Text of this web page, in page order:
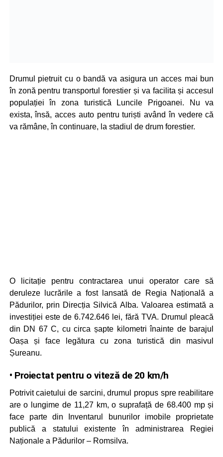
Drumul pietruit cu o bandă va asigura un acces mai bun
în zonă pentru transportul forestier și va facilita și accesul
populației în zona turistică Luncile Prigoanei. Nu va
exista, însă, acces auto pentru turiști având în vedere că
va rămâne, în continuare, la stadiul de drum forestier.
O licitație pentru contractarea unui operator care să
deruleze lucrările a fost lansată de Regia Națională a
Pădurilor, prin Direcția Silvică Alba. Valoarea estimată a
investiției este de 6.742.646 lei, fără TVA. Drumul pleacă
din DN 67 C, cu circa șapte kilometri înainte de barajul
Oașa și face legătura cu zona turistică din masivul
Șureanu.
• Proiectat pentru o viteză de 20 km/h
Potrivit caietului de sarcini, drumul propus spre reabilitare
are o lungime de 11,27 km, o suprafață de 68.400 mp și
face parte din Inventarul bunurilor imobile proprietate
publică a statului existente în administrarea Regiei
Naționale a Pădurilor – Romsilva.